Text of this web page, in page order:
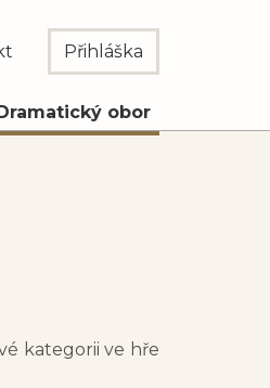
Přihláška
obor
kategorii ve hře